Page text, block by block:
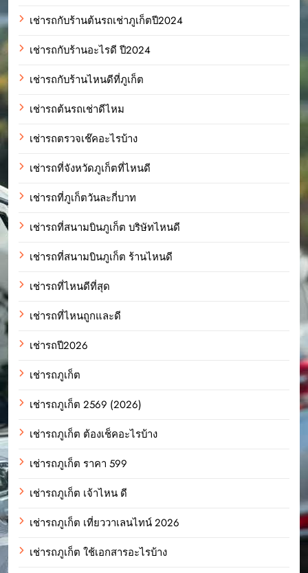
เช่ารถกับร้านต้นรถเช่าภูเก็ตปี2024
เช่ารถกับร้านอะไรดี ปี2024
เช่ารถกับร้านไหนดีที่ภูเก็ต
เช่ารถต้นรถเช่าดีไหม
เช่ารถตรวจเช๊คอะไรบ้าง
เช่ารถที่จังหวัดภูเก็ตที่ไหนดี
เช่ารถที่ภูเก็ตวันละกี่บาท
เช่ารถที่สนามบินภูเก็ต บริษัทไหนดี
เช่ารถที่สนามบินภูเก็ต ร้านไหนดี
เช่ารถที่ไหนดีที่สุด
เช่ารถที่ไหนถูกและดี
เช่ารถปี2026
เช่ารถภูเก็ต
เช่ารถภูเก็ต 2569 (2026)
เช่ารถภูเก็ต ต้องเช็คอะไรบ้าง
เช่ารถภูเก็ต ราคา 599
เช่ารถภูเก็ต เจ้าไหน ดี
เช่ารถภูเก็ต เที่ยววาเลนไทน์ 2026
เช่ารถภูเก็ต ใช้เอกสารอะไรบ้าง